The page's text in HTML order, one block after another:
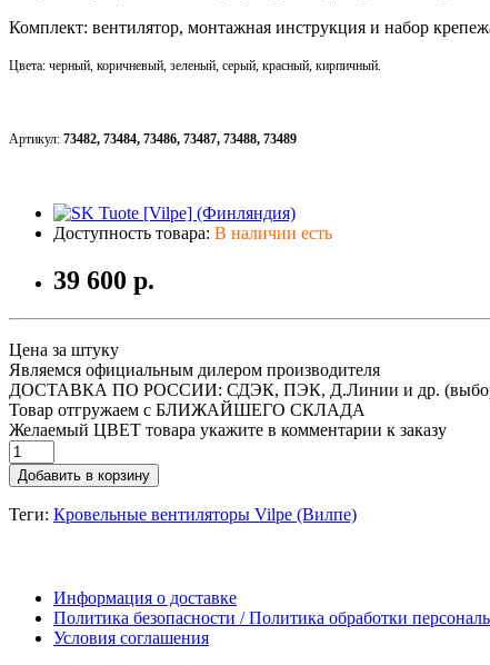
Комплект: вентилятор, монтажная инструкция и набор
Цвета: черный, коричневый, зеленый, серый, красный, кирпичный.
Артикул: 73482, 73484, 73486, 73487, 73488, 73489
Доступность товара: В наличии есть
39 600 р.
Цена за штуку
Являемся официальным дилером производителя
ДОСТАВКА ПО РОССИИ: СДЭК, ПЭК, Д.Линии и др.
Товар отгружаем с БЛИЖАЙШЕГО СКЛАДА
Желаемый ЦВЕТ товара укажите в комментарии к заказу
Добавить в корзину
Теги: Кровельные вентиляторы Vilpe (Вилпе)
Информация о доставке
Политика безопасности / Политика обработки
Условия соглашения